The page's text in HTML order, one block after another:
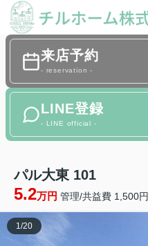
来店予約
- reservation -
LINE登録
- LINE official -
パル大東 101
5.2万円 管理/共益費 1,500円
1/20